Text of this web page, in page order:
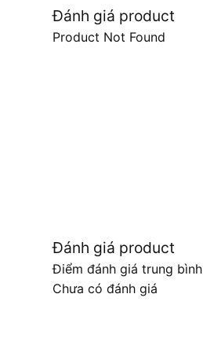
Đánh giá product
Product Not Found
Đánh giá product
Điểm đánh giá trung bình
Chưa có đánh giá